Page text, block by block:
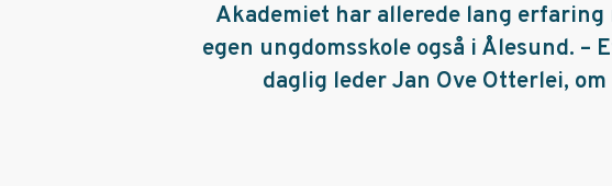
Akademiet har allerede lang
egen ungdomsskole også i Ålesund.
daglig leder Jan Ove Otterlei,